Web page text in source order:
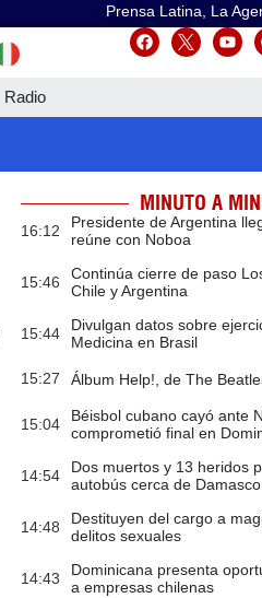
Prensa Latina, La
Radio
MINUTO A
16:12
Presidente de Argentina
reúne con Noboa
15:46
Continúa cierre de paso
Chile y Argentina
15:44
Divulgan datos sobre
Medicina en Brasil
15:27 Álbum Help!, de The
15:04
Béisbol cubano cayó ante
comprometió final en
14:54
Dos muertos y 13 heridos
autobús cerca de Damasco
14:48
Destituyen del cargo a
delitos sexuales
14:43
Dominicana presenta
a empresas chilenas